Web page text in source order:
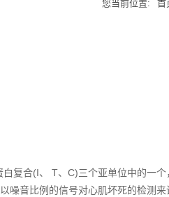
您当前位置: 首
复合(I、 T、C)三个亚单位中的一
噪音比例的信号对心肌坏死的检测